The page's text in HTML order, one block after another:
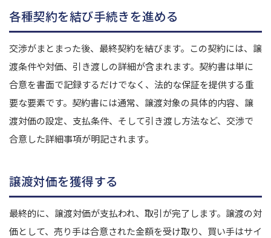
各種契約を結び手続きを進める
交渉がまとまった後、最終契約を結びます。この契約には、譲
渡条件や対価、引き渡しの詳細が含まれます。 契約書は単に
合意を書面で記録するだけでなく、法的な保証を提供する重
要な要素です。契約書には通常、譲渡対象の具体的内容、譲
渡対価の設定、支払条件、そして引き渡し方法など、交渉で
合意した詳細事項が明記されます。
譲渡対価を獲得する
最終的に、譲渡対価が支払われ、取引が完了します。譲渡の対
価として、売り手は合意された金額を受け取り、買い手はサイ